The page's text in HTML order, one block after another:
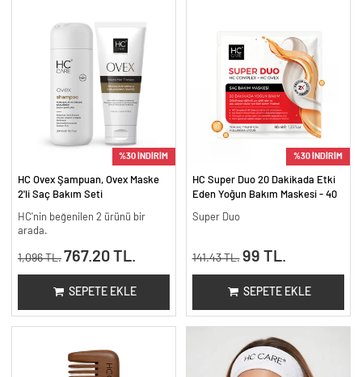
%30 İNDİRİM
HC Ovex Şampuan, Ovex Maske
2'li Saç Bakım Seti
HC'nin beğenilen 2 ürünü bir
arada.
1,096 TL. 767.20 TL.
SEPETE EKLE
%30 İNDİRİM
HC Super Duo 20 Dakikada Etki
Eden Yoğun Bakım Maskesi - 40
Super Duo
141.43 TL. 99 TL.
SEPETE EKLE